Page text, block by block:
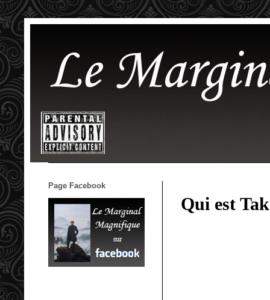
Qui est
Page Facebook